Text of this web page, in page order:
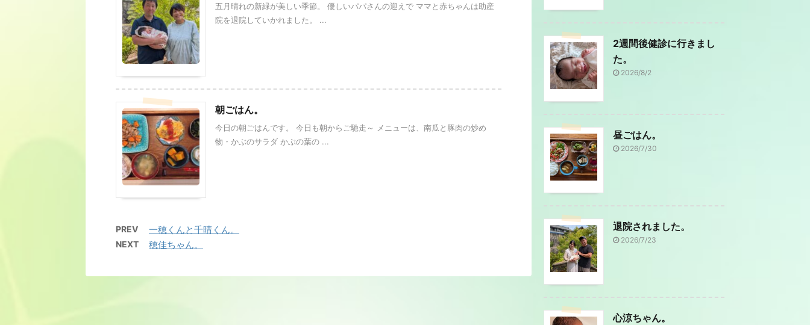
五月晴れの新緑が美しい季節。 優しいパパさんの迎えで ママと赤ちゃんは助産
院を退院していかれました。 ...
朝ごはん。
今日の朝ごはんです。 今日も朝からご馳走～ メニューは、南瓜と豚肉の炒め
物・かぶのサラダ かぶの葉の ...
PREV 一穂くんと千晴くん。
NEXT 穂佳ちゃん。
2週間後健診に行きまし
た。
2026/8/2
昼ごはん。
2026/7/30
退院されました。
2026/7/23
心涼ちゃん。